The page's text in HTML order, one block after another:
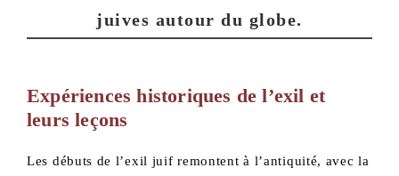
juives autour du globe.
Expériences historiques de l’exil et
leurs leçons
Les débuts de l’exil juif remontent à l’antiquité, avec la